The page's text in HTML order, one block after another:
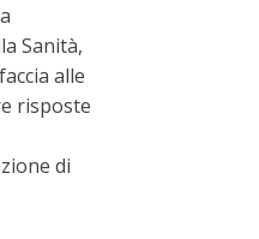
Sanità,
alle
risposte
di